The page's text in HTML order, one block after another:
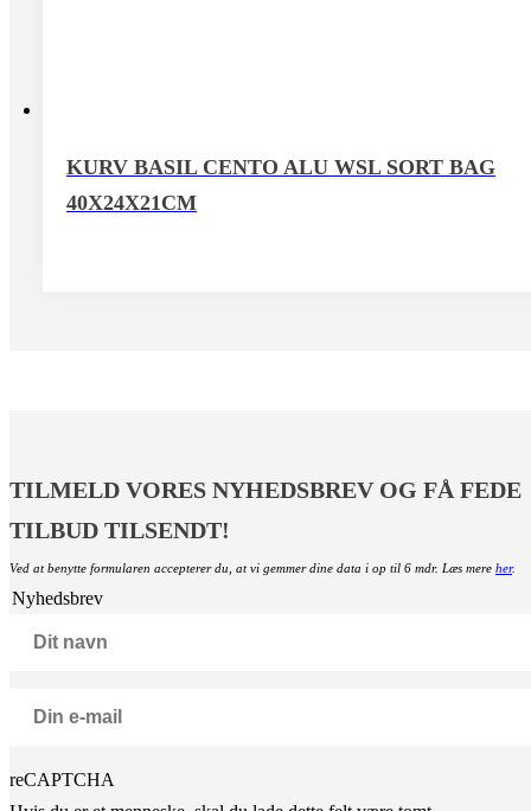
KURV BASIL CENTO ALU WSL SORT BAG
40X24X21CM
TILMELD VORES NYHEDSBREV OG FÅ FEDE
TILBUD TILSENDT!
Ved at benytte formularen accepterer du, at vi gemmer dine data i op til 6 mdr. Læs mere her.
Nyhedsbrev
reCAPTCHA